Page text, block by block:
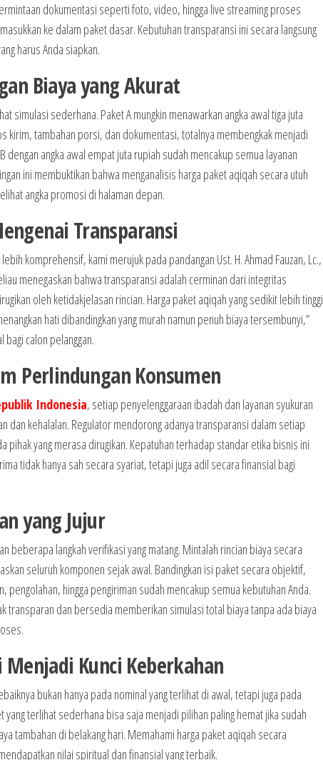
dokumentasi seperti foto, video, hingga live streaming proses
ke dalam paket dasar. Kebutuhan transparansi ini secara langsung
harus Anda siapkan.
Biaya yang Akurat
simulasi sederhana. Paket A mungkin menawarkan angka awal tiga juta
kirim, tambahan porsi, dan dokumentasi, totalnya membengkak menjadi
dengan angka awal empat juta rupiah sudah mencakup semua layanan
ini membuktikan bahwa menganalisis harga paket aqiqah secara utuh
angka promosi di halaman depan.
Transparansi
komprehensif, kami merujuk pada pandangan Ust. H. Ahmad Fauzan, Lc.,
menegaskan bahwa transparansi adalah cerminan dari integritas
oleh ketidakjelasan rincian. Harga paket aqiqah yang sedikit lebih tinggi
hati dibandingkan yang murah namun penuh biaya tersembunyi,”
bagi calon pelanggan.
Perlindungan Konsumen
Indonesia, setiap penyelenggaraan ibadah dan layanan syukuran
dan kehalalan. Regulator mendorong adanya transparansi dalam setiap
pihak yang merasa dirugikan. Kepatuhan terhadap standar etika bisnis ini
tidak hanya sah secara syariat, tetapi juga adil secara finansial bagi
yang Jujur
beberapa langkah verifikasi yang matang. Mintalah rincian biaya secara
seluruh komponen sejak awal. Bandingkan isi paket secara objektif,
hingga pengiriman sudah mencakup semua kebutuhan Anda.
transparan dan bersedia memberikan simulasi total biaya tanpa ada biaya
Kunci Keberkahan
bukan hanya pada nominal yang terlihat di awal, tetapi juga pada
yang terlihat sederhana bisa saja menjadi pilihan paling hemat jika sudah
tambahan di belakang hari. Memahami harga paket aqiqah secara
nilai spiritual dan finansial yang terbaik.